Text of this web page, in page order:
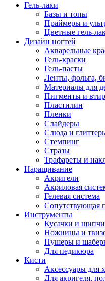
Гель-лаки
Базы и топы
Праймеры и
Цветные гель-
Дизайн ногтей
Акварельные
Гель-краски
Гель-пасты
Ленты, фольга,
Материалы для
Пигменты и
Пластилин
Пленки
Слайдеры
Слюда и
Стемпинг
Стразы
Трафареты и
Наращивание
Акригели
Акриловая
Гелевая система
Сопутствующая
Инструменты
Кусачки и
Ножницы и
Пушеры и
Для педикюра
Кисти
Аксессуары для
Для акригеля,